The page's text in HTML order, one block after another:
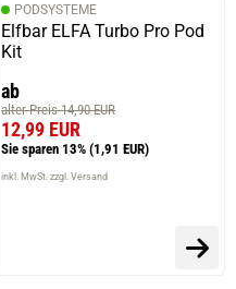
PODSYSTEME
Elfbar ELFA Turbo Pro Pod
Kit
ab
alter Preis 14,90 EUR
12,99 EUR
Sie sparen 13% (1,91 EUR)
inkl. MwSt. zzgl. Versand